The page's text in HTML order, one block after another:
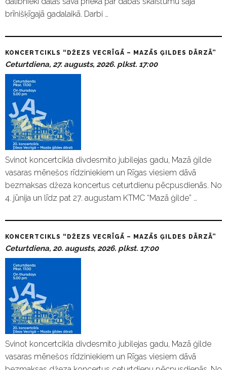
brīnišķīgajā gadalaikā. Darbi …
KONCERTCIKLS “DŽEZS VECRĪGĀ – MAZĀS ĢILDES DĀRZĀ”
Ceturtdiena, 27. augusts, 2026. plkst. 17:00
Svinot koncertcikla divdesmito jubilejas gadu, Mazā ģilde
vasaras mēnešos rīdziniekiem un Rīgas viesiem dāvā
bezmaksas džeza koncertus ceturtdienu pēcpusdienās. No
4. jūnija un līdz pat 27. augustam KTMC “Mazā ģilde” …
KONCERTCIKLS “DŽEZS VECRĪGĀ – MAZĀS ĢILDES DĀRZĀ”
Ceturtdiena, 20. augusts, 2026. plkst. 17:00
Svinot koncertcikla divdesmito jubilejas gadu, Mazā ģilde
vasaras mēnešos rīdziniekiem un Rīgas viesiem dāvā